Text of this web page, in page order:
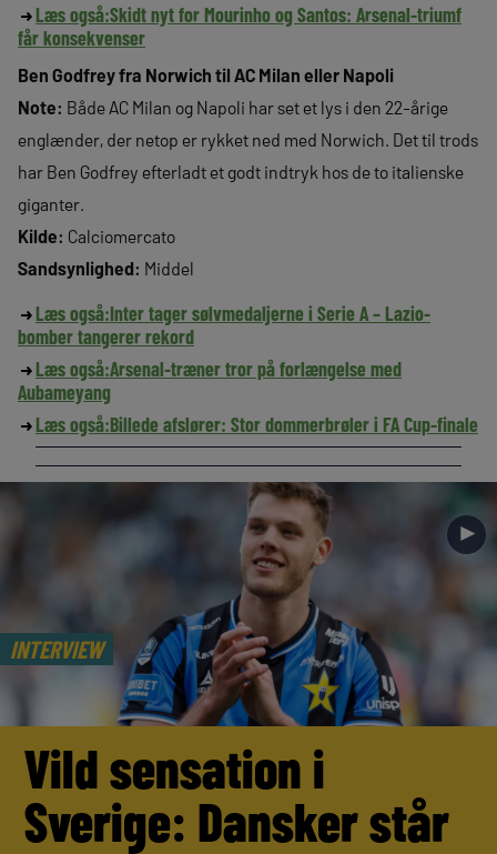
Læs også:Skidt nyt for Mourinho og Santos: Arsenal-triumf
får konsekvenser
Ben Godfrey fra Norwich til AC Milan eller Napoli
Note: Både AC Milan og Napoli har set et lys i den 22-årige
englænder, der netop er rykket ned med Norwich. Det til trods
har Ben Godfrey efterladt et godt indtryk hos de to italienske
giganter.
Kilde: Calciomercato
Sandsynlighed: Middel
Læs også:Inter tager sølvmedaljerne i Serie A – Lazio-
bomber tangerer rekord
Læs også:Arsenal-træner tror på forlængelse med
Aubameyang
Læs også:Billede afslører: Stor dommerbrøler i FA Cup-finale
INTERVIEW
►
Vild sensation i
Sverige: Dansker står